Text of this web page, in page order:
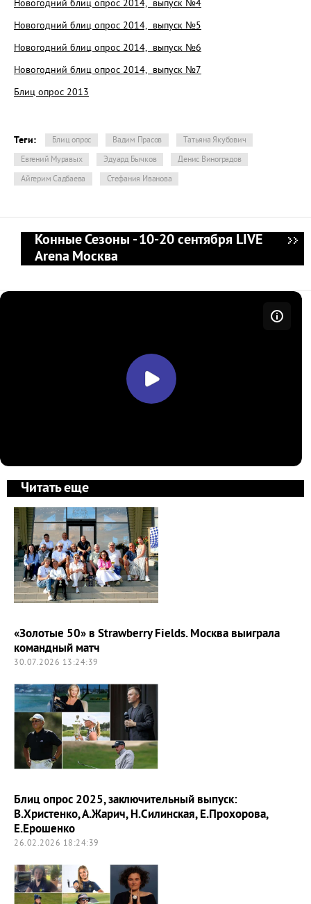
Новогодний блиц опрос 2014, выпуск №4
Новогодний блиц опрос 2014, выпуск №5
Новогодний блиц опрос 2014, выпуск №6
Новогодний блиц опрос 2014, выпуск №7
Блиц опрос 2013
Теги: Блиц опрос Вадим Прасов
Татьяна Якубович
Евгений Муравых
Эдуард Бычков
Денис Виноградов
Айгерим Садбаева
Стефания Иванова
Конные Сезоны - 10-20 сентября LIVE
Arena Москва
Читать еще
«Золотые 50» в Strawberry Fields. Москва выиграла
командный матч
30.07.2026 13:24:39
Блиц опрос 2025, заключительный выпуск:
В.Христенко, А.Жарич, Н.Силинская, Е.Прохорова,
Е.Ерошенко
26.02.2026 18:24:39